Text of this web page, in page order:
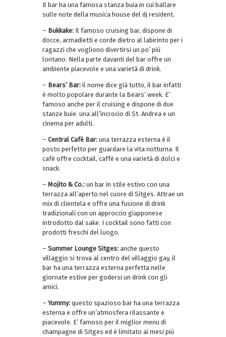
Il bar ha una famosa stanza buia in cui ballare
sulle note della musica house del dj resident.
– Bukkake: Il famoso cruising bar, dispone di
docce, armadietti e corde dietro al labirinto per i
ragazzi che vogliono divertirsi un po’ più
lontano. Nella parte davanti del bar offre un
ambiente piacevole e una varietà di drink.
– Bears’ Bar: il nome dice già tutto, il bar infatti
è molto popolare durante la Bears’ week. E’
famoso anche per il cruising e dispone di due
stanze buie. una all’incrocio di St. Andrea e un
cinema per adulti.
– Central Café Bar: una terrazza esterna è il
posto perfetto per guardare la vita notturna. Il
cafè offre cocktail, caffè e una varietà di dolci e
snack.
– Mojito & Co.: un bar in stile estivo con una
terrazza all’aperto nel cuore di Sitges. Attrae un
mix di clientela e offre una fusione di drink
tradizionali con un approccio giapponese
introdotto dal sake. I cocktail sono fatti con
prodotti freschi del luogo.
– Summer Lounge Sitges: anche questo
villaggio si trova al centro del villaggio gay, il
bar ha una terrazza esterna perfetta nelle
giornate estive per godersi un drink con gli
amici.
– Yummy: questo spazioso bar ha una terrazza
esterna e offre un’atmosfera rilassante e
piacevole. E’ famoso per il miglior menu di
champagne di Sitges ed è limitato ai mesi più